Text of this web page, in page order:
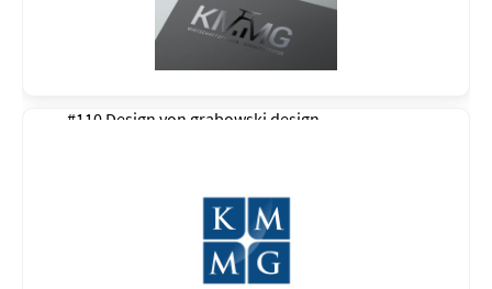
#110 Design von grabowski design